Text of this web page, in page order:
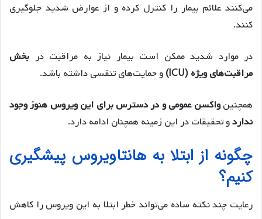
می‌کنند علائم بیمار را کنترل کرده و از عوارض شدید جلوگیری
کنند.
در موارد شدید ممکن است بیمار نیاز به مراقبت در بخش
مراقبت‌های ویژه (ICU)
و حمایت‌های تنفسی داشته باشد.
همچنینواکسن عمومی و در دسترس برای این ویروس هنوز وجود
نداردو تحقیقات در این زمینه همچنان ادامه دارد.
چگونه از ابتلا به هانتاویروس پیشگیری
کنیم؟
رعایت چند نکته ساده می‌تواند خطر ابتلا به این ویروس را کاهش